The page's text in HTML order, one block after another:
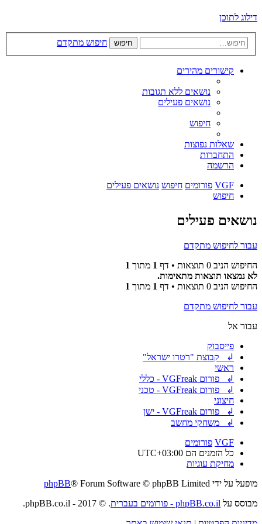
דילוג לתוכן
חיפוש חיפוש מתקדם
קישורים מהירים
נושאים ללא תגובות
נושאים פעילים
חיפוש
שאלות נפוצות
התחברות
הרשמה
VGF פורומים חיפוש נושאים פעילים
חיפוש
נושאים פעילים
עבור לחיפוש מתקדם
החיפוש הניב 0 תוצאות • דף
1 מתוך 1
לא נמצאו תוצאות מתאימות.
החיפוש הניב 0 תוצאות • דף
1 מתוך 1
עבור לחיפוש מתקדם
עבור אל
פייסבוק
↲ קבוצת "רטרו ישראל"
ראשי
↲ פורום VGFreak - כללי
↲ פורום VGFreak - טכני
חיצוני
↲ פורום VGFreak - ישן
↲ משחקי מחשב
VGF פורומים
כל הזמנים הם UTC+03:00
מחיקת עוגיות
מופעל על ידי
phpBB® Forum Software © phpBB Limited
מבוסס על phpBB.co.il - פורומים בעברית
. © 2017 - phpBB.co.il.